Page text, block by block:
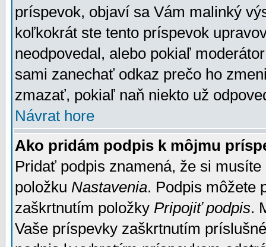
príspevok, objaví sa Vám malinký
koľkokrát ste tento príspevok
neodpovedal, alebo pokiaľ
sami zanechať odkaz prečo ho
zmazať, pokiaľ naň niekto už
Návrat hore
Ako pridám podpis k môjmu
Pridať podpis znamená, že si
položku Nastavenia. Podpis môžete
zaškrtnutím položky Pripojiť podpis.
Vaše príspevky zaškrtnutím